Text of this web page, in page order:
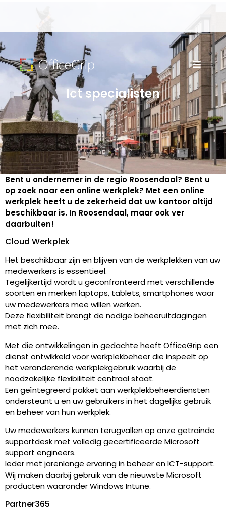
Ict specialisten
Bent u ondernemer in de regio Roosendaal? Bent u
op zoek naar een online werkplek? Met een online
werkplek heeft u de zekerheid dat uw kantoor altijd
beschikbaar is. In Roosendaal, maar ook ver
daarbuiten!
Cloud Werkplek
Het beschikbaar zijn en blijven van de werkplekken van uw
medewerkers is essentieel.
Tegelijkertijd wordt u geconfronteerd met verschillende
soorten en merken laptops, tablets, smartphones waar
uw medewerkers mee willen werken.
Deze flexibiliteit brengt de nodige beheeruitdagingen
met zich mee.
Met die ontwikkelingen in gedachte heeft OfficeGrip een
dienst ontwikkeld voor werkplekbeheer die inspeelt op
het veranderende werkplekgebruik waarbij de
noodzakelijke flexibiliteit centraal staat.
Een geïntegreerd pakket aan werkplekbeheerdiensten
ondersteunt u en uw gebruikers in het dagelijks gebruik
en beheer van hun werkplek.
Uw medewerkers kunnen terugvallen op onze getrainde
supportdesk met volledig gecertificeerde Microsoft
support engineers.
Ieder met jarenlange ervaring in beheer en ICT-support.
Wij maken daarbij gebruik van de nieuwste Microsoft
producten waaronder Windows Intune.
Partner365